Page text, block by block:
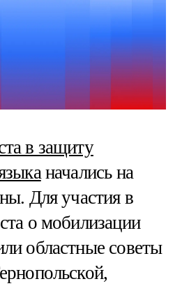
в защиту
начались на
Для участия в
о мобилизации
областные советы